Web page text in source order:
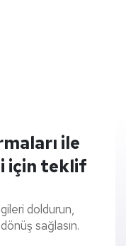
ile
için teklif
doldurun,
sağlasın.